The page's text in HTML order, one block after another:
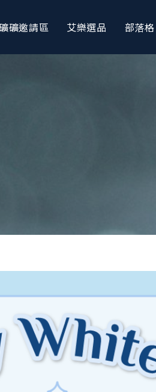
礦邀請區 艾樂選品 部落格